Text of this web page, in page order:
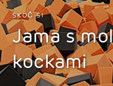
SKOČ SI
Jama s
kockami